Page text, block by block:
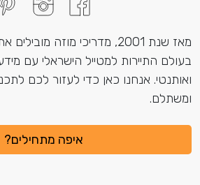
מאז שנת 2001, מדריכי מוזה
בעולם התיירות למטייל הישראלי עם
ואותנטי. אנחנו כאן כדי לעזור לכם
ומשתלם.
איפה מתחילים?